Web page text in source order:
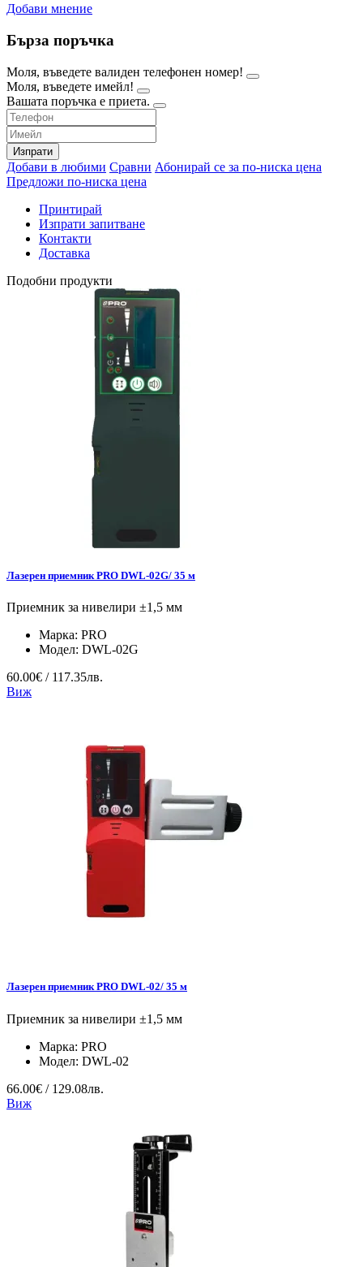
Добави мнение
Бърза поръчка
Моля, въведете валиден телефонен номер!
Моля, въведете имейл!
Вашата поръчка е приета.
Изпрати
Добави в любими Сравни Абонирай се за по-ниска цена
Предложи по-ниска цена
Принтирай
Изпрати запитване
Контакти
Доставка
Подобни продукти
Лазерен приемник PRO DWL-02G/ 35 м
Приемник за нивелири ±1,5 мм
Марка: PRO
Модел: DWL-02G
60.00€ / 117.35лв.
Виж
Лазерен приемник PRO DWL-02/ 35 м
Приемник за нивелири ±1,5 мм
Марка: PRO
Модел: DWL-02
66.00€ / 129.08лв.
Виж